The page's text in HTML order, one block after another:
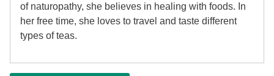
of naturopathy, she believes in healing with foods. In
her free time, she loves to travel and taste different
types of teas.